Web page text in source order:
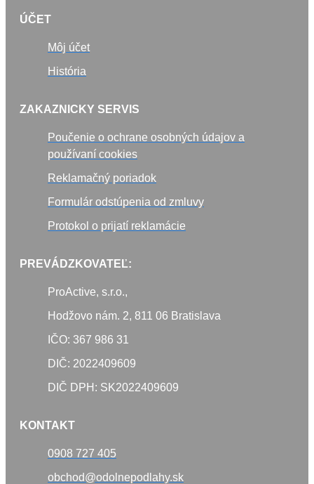
ÚČET
Môj účet
História
ZAKAZNICKY SERVIS
Poučenie o ochrane osobných údajov a
používaní cookies
Reklamačný poriadok
Formulár odstúpenia od zmluvy
Protokol o prijatí reklamácie
PREVÁDZKOVATEĽ:
ProActive, s.r.o.,
Hodžovo nám. 2, 811 06 Bratislava
IČO: 367 986 31
DIČ: 2022409609
DIČ DPH: SK2022409609
KONTAKT
0908 727 405
obchod@odolnepodlahy.sk